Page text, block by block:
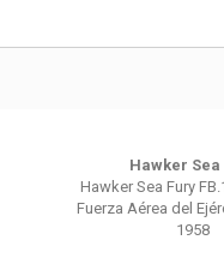
Hawker Sea
Hawker Sea Fury
Fuerza Aérea del
1958